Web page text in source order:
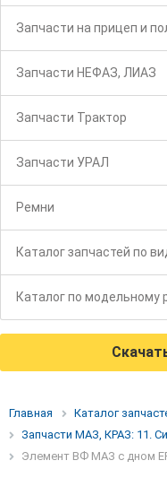
Запчасти на прицеп и
Запчасти НЕФАЗ, ЛИАЗ
Запчасти Трактор
Запчасти УРАЛ
Ремни
Каталог запчастей по
Каталог по модельному
Главная
Каталог
Запчасти МАЗ, КРАЗ: 11.
Элемент ВФ МАЗ с дном